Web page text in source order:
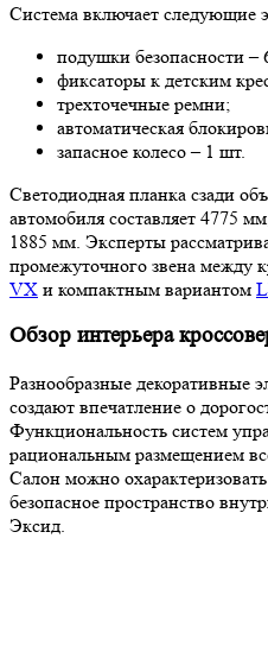
Система включает следующие
подушки безопасности –
фиксаторы к детским
трехточечные ремни;
автоматическая
запасное колесо – 1 шт.
Светодиодная планка сзади
автомобиля составляет 4775
1885 мм. Эксперты
промежуточного звена между
VX и компактным вариантом
Обзор интерьера
Разнообразные декоративные
создают впечатление о
Функциональность систем
рациональным размещением
Салон можно
безопасное пространство
Эксид.